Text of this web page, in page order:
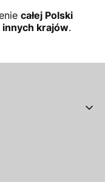
całej Polski
innych krajów.